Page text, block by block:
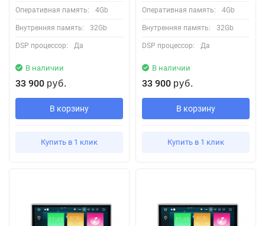
Оперативная память: 4Gb
Внутренняя память: 32Gb
DSP процессор: Да
В наличии
33 900 руб.
В корзину
Купить в 1 клик
Оперативная память: 4Gb
Внутренняя память: 32Gb
DSP процессор: Да
В наличии
33 900 руб.
В корзину
Купить в 1 клик